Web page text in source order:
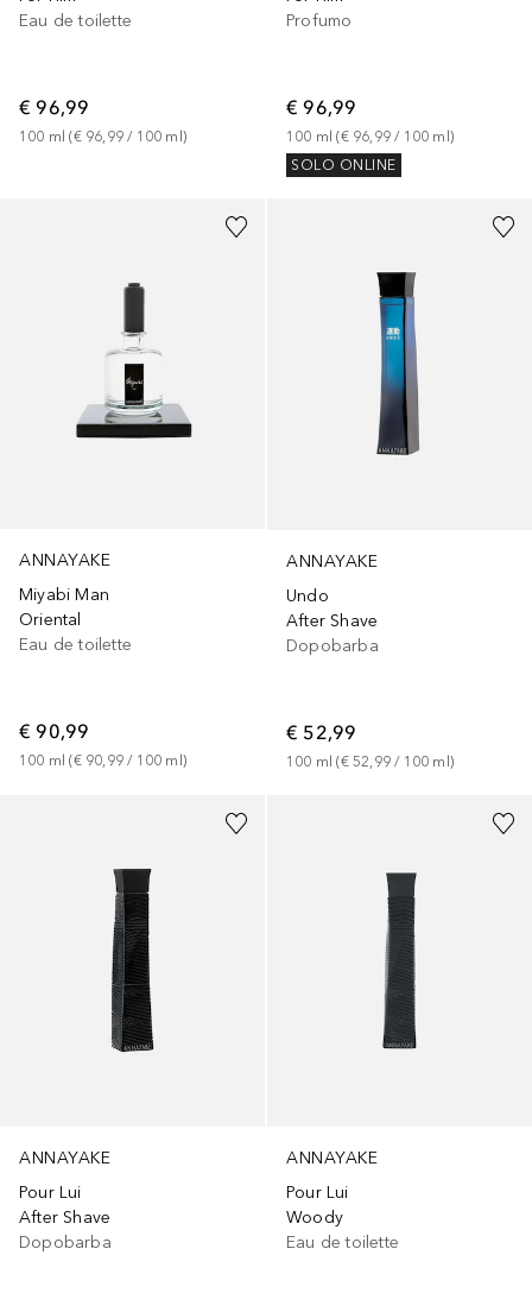
Eau de toilette
€ 96,99
100 ml (€ 96,99 / 100 ml )
Profumo
€ 96,99
100 ml (€ 96,99 / 100 ml )
SOLO ONLINE
ANNAYAKE
Miyabi Man
Oriental
Eau de toilette
€ 90,99
100 ml (€ 90,99 / 100 ml )
ANNAYAKE
Undo
After Shave
Dopobarba
€ 52,99
100 ml (€ 52,99 / 100 ml )
ANNAYAKE
Pour Lui
After Shave
Dopobarba
ANNAYAKE
Pour Lui
Woody
Eau de toilette